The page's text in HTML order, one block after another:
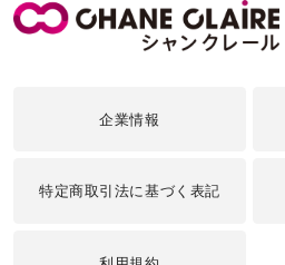
企業情報
特定商取引法に基づく表記